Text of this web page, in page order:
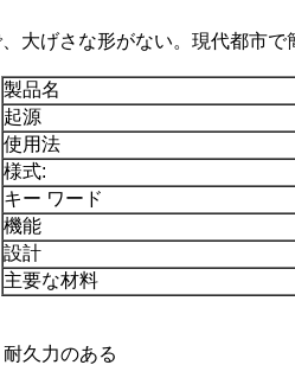
大げさな形がない。現代都市
製品名
起源
使用法
様式:
キー ワード
機能
設計
主要な材料
久力のある